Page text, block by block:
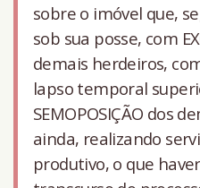
sobre o imóvel que,
sob sua posse, com
demais herdeiros,
lapso temporal
SEMOPOSIÇÃO dos
ainda, realizando
produtivo, o que